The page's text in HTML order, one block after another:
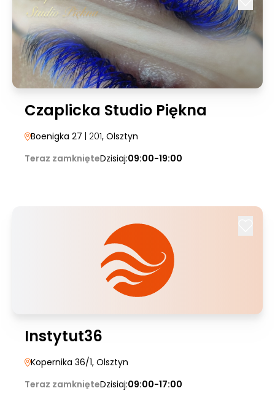
Czaplicka Studio Piękna
Boenigka 27 | 201, Olsztyn
Teraz zamknięteDzisiaj:09:00-19:00
Instytut36
Kopernika 36/1, Olsztyn
Teraz zamknięteDzisiaj:09:00-17:00